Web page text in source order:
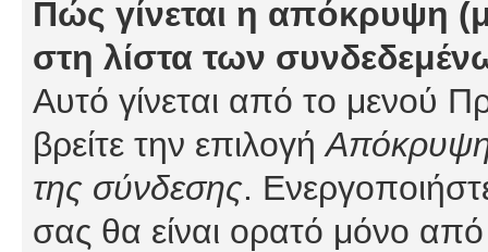
Πώς γίνεται η απόκρυψη
στη λίστα των
Αυτό γίνεται από το μενού
βρείτε την επιλογήΑπόκρυψη
της σύνδεσης.
σας θα είναι ορατό μόνο από